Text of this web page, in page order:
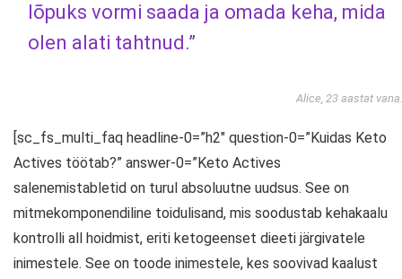
lõpuks vormi saada ja omada keha, mida
olen alati tahtnud.”
Alice, 23 aastat vana.
[sc_fs_multi_faq headline-0=”h2″ question-0=”Kuidas Keto
Actives töötab?” answer-0=”Keto Actives
salenemistabletid on turul absoluutne uudsus. See on
mitmekomponendiline toidulisand, mis soodustab kehakaalu
kontrolli all hoidmist, eriti ketogeenset dieeti järgivatele
inimestele. See on toode inimestele, kes soovivad kaalust